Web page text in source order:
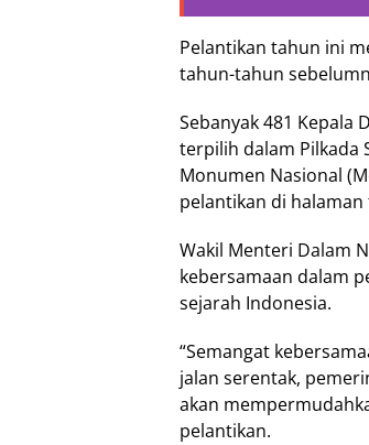
Pelantikan tahun ini
tahun-tahun
Sebanyak 481 Kepala
terpilih dalam Pilkada
Monumen Nasional
pelantikan di halaman
Wakil Menteri Dalam
kebersamaan dalam
sejarah Indonesia.
“Semangat
jalan serentak,
akan
pelantikan.